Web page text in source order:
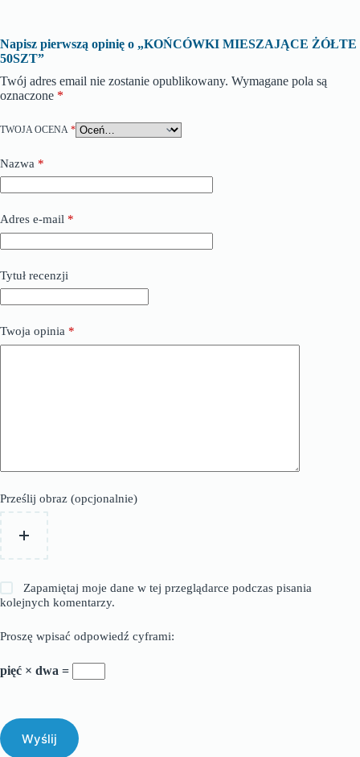
Napisz pierwszą opinię o „KOŃCÓWKI MIESZAJĄCE ŻÓŁTE
50SZT”
Twój adres email nie zostanie opublikowany. Wymagane pola są
oznaczone *
TWOJA OCENA *
Nazwa *
Adres e-mail *
Tytuł recenzji
Twoja opinia *
Prześlij obraz (opcjonalnie)
Zapamiętaj moje dane w tej przeglądarce podczas pisania
kolejnych komentarzy.
Proszę wpisać odpowiedź cyframi:
pięć × dwa =
Wyślij